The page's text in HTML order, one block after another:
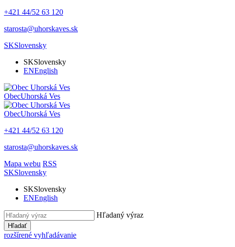
+421 44/52 63 120
starosta@uhorskaves.sk
SKSlovensky
SKSlovensky
ENEnglish
ObecUhorská Ves
ObecUhorská Ves
+421 44/52 63 120
starosta@uhorskaves.sk
Mapa webu RSS
SKSlovensky
SKSlovensky
ENEnglish
Hľadaný výraz
Hľadať
rozšírené vyhľadávanie